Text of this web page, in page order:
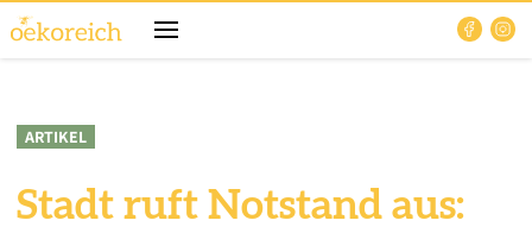
ARTIKEL
Stadt ruft Notstand aus: